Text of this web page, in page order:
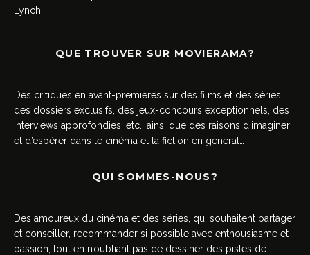
Lynch
QUE TROUVER SUR MOVIERAMA?
Des critiques en avant-premières sur des films et des séries,
des dossiers exclusifs, des jeux-concours exceptionnels, des
interviews approfondies, etc., ainsi que des raisons d’imaginer
et d’espérer dans le cinéma et la fiction en général…
QUI SOMMES-NOUS?
Des amoureux du cinéma et des séries, qui souhaitent partager
et conseiller, recommander si possible avec enthousiasme et
passion, tout en n’oubliant pas de dessiner des pistes de